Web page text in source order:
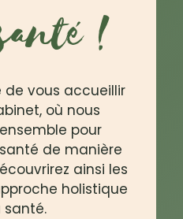
!
de vous accueillir
où nous
pour
de manière
ainsi les
holistique
santé.